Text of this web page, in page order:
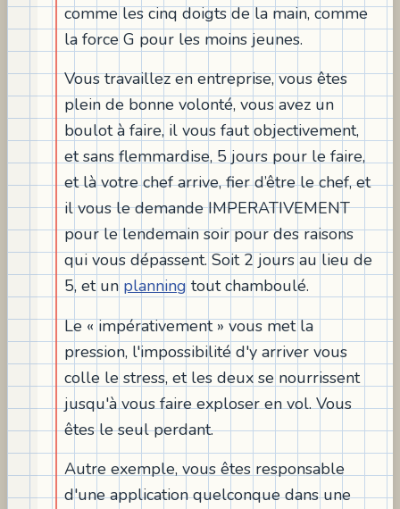
comme les cinq doigts de la main, comme
la force G pour les moins jeunes.
Vous travaillez en entreprise, vous êtes
plein de bonne volonté, vous avez un
boulot à faire, il vous faut objectivement,
et sans flemmardise, 5 jours pour le faire,
et là votre chef arrive, fier d’être le chef, et
il vous le demande IMPERATIVEMENT
pour le lendemain soir pour des raisons
qui vous dépassent. Soit 2 jours au lieu de
5, et un planning tout chamboulé.
Le « impérativement » vous met la
pression, l'impossibilité d'y arriver vous
colle le stress, et les deux se nourrissent
jusqu'à vous faire exploser en vol. Vous
êtes le seul perdant.
Autre exemple, vous êtes responsable
d'une application quelconque dans une